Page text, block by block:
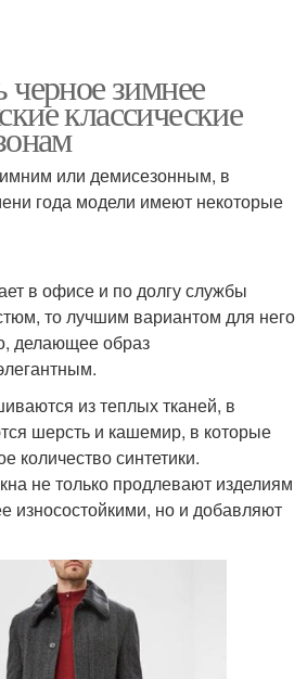
зимнее
классические
или демисезонным, в
года модели имеют некоторые
в офисе и по долгу службы
то лучшим вариантом для него
делающее образ
из теплых тканей, в
шерсть и кашемир, в которые
количество синтетики.
не только продлевают изделиям
износостойкими, но и добавляют